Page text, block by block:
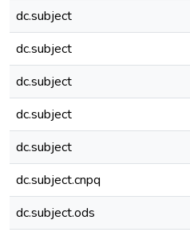
dc.subject
dc.subject
dc.subject
dc.subject
dc.subject
dc.subject.cnpq
dc.subject.ods